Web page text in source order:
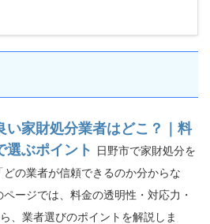
い家財処分業者はどこ？｜料
選ぶポイント 日野市で家財処分を
の業者が信頼できるのか分からな
ージでは、料金の透明性・対応力・
、業者選びのポイントを解説しま